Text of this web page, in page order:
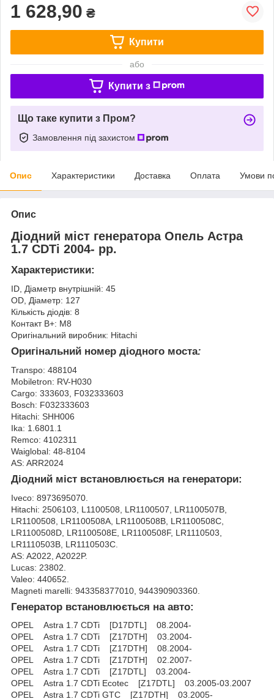
1 628,90 ₴
Купити
або
Купити з
Що таке купити з Пром?
Замовлення під захистом
Опис Характеристики Доставка Оплата Умови
Опис
Діодний міст генератора Опель Астра
1.7 CDTi 2004- рр.
Характеристики:
ID, Діаметр внутрішній: 45
OD, Діаметр: 127
Кількість діодів: 8
Контакт B+: М8
Оригінальний виробник: Hitachi
Оригінальний номер діодного моста:
Transpo: 488104
Mobiletron: RV-H030
Cargo: 333603, F032333603
Bosch: F032333603
Hitachi: SHH006
Ika: 1.6801.1
Remco: 4102311
Waiglobal: 48-8104
AS: ARR2024
Діодний міст встановлюється на генератори:
Iveco: 8973695070.
Hitachi: 2506103, L1100508, LR1100507, LR1100507B,
LR1100508, LR1100508A, LR1100508B, LR1100508C,
LR1100508D, LR1100508E, LR1100508F, LR1110503,
LR1110503B, LR1110503C.
AS: A2022, A2022P.
Lucas: 23802.
Valeo: 440652.
Magneti marelli: 943358377010, 944390903360.
Генератор встановлюється на авто:
OPEL Astra 1.7 CDTi [D17DTL] 08.2004-
OPEL Astra 1.7 CDTi [Z17DTH] 03.2004-
OPEL Astra 1.7 CDTi [Z17DTH] 08.2004-
OPEL Astra 1.7 CDTi [Z17DTH] 02.2007-
OPEL Astra 1.7 CDTi [Z17DTL] 03.2004-
OPEL Astra 1.7 CDTi Ecotec [Z17DTL] 03.2005-03.2007
OPEL Astra 1.7 CDTi GTC [Z17DTH] 03.2005-